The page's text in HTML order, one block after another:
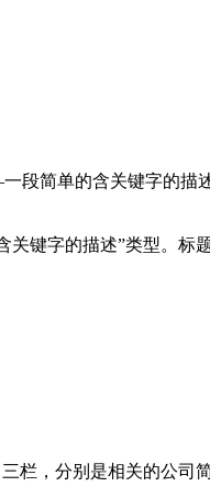
简单的含关键字的描
键字的描述”类型。标
栏，分别是相关的公司